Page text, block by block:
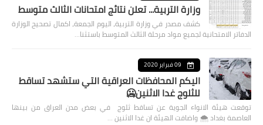
وزارة التربية... تعلن نتائج امتحانات الثالث متوسط
كشف مصدر في وزارة التربية، اليوم الجمعة، اكمال تصحيح الوزارة
الدفاتر الامتحانية لجميع مواد مرحلة الثالث المتوسط باستثنا…
09 فبراير 2020
اليكم المحافظات العراقية التي ستشهد تساقط
للثلوج غدا الاثنين🥶
توقعت هيئة الانواء الجوية عن تساقط ثلوج في بعض مدن العراق من بينها
العاصمة بغداد ⁦🌨️⁩ واضافت الهيئة ان غدا الاثنين …